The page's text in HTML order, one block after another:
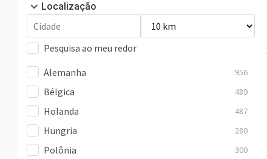
Econic 4
LAF 3
LK
LP 6
NG 11
SK 68
Sprinter 77
Vario 23
Localização
Pesquisa ao meu redor
Alemanha
956
Bélgica 489
Holanda 487
Hungria 280
Polônia 300